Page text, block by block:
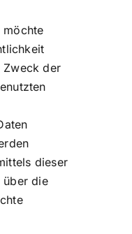
möchte
Zweck der
dieser
über die